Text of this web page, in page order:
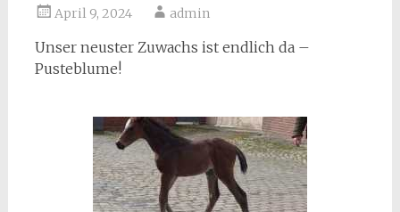
April 9, 2024 admin
Unser neuster Zuwachs ist endlich da –
Pusteblume!